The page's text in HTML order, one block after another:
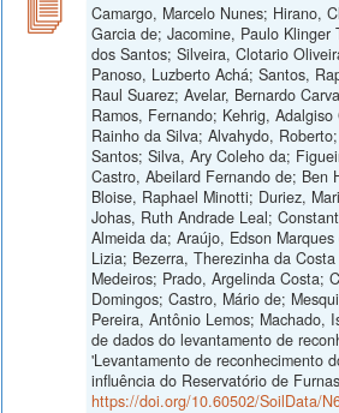
Camargo, Marcelo Nunes; Hirano,
Garcia de; Jacomine, Paulo
dos Santos; Silveira, Clotario
Panoso, Luzberto Achá; Santos,
Raul Suarez; Avelar, Bernardo
Ramos, Fernando; Kehrig,
Rainho da Silva; Alvahydo,
Santos; Silva, Ary Coleho da;
Castro, Abeilard Fernando de; Ben
Bloise, Raphael Minotti; Duriez,
Johas, Ruth Andrade Leal;
Almeida da; Araújo, Edson
Lizia; Bezerra, Therezinha da
Medeiros; Prado, Argelinda Costa;
Domingos; Castro, Mário de;
Pereira, Antônio Lemos; Machado,
de dados do levantamento de
'Levantamento de reconhecimento
influência do Reservatório de
https://doi.org/10.60502/SoilData/